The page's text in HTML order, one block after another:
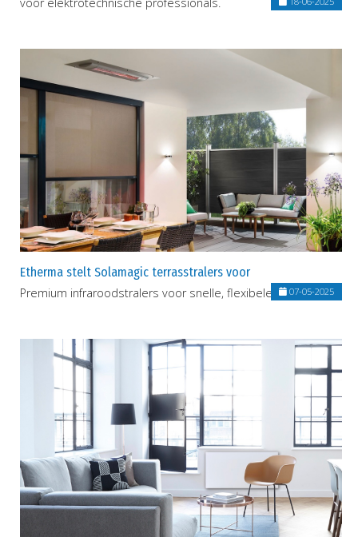
voor elektrotechnische professionals.
Etherma stelt Solamagic terrasstralers voor
Premium infraroodstralers voor snelle, flexibele warmte
07-05-2025